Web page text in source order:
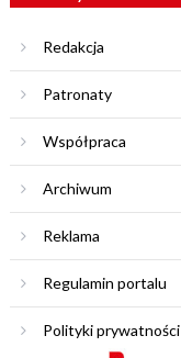
Redakcja
Patronaty
Współpraca
Archiwum
Reklama
Regulamin portalu
Polityki prywatności